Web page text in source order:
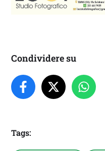
Condividere su
Tags: